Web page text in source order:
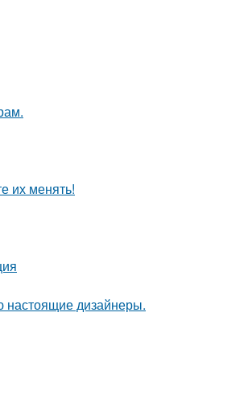
их менять!
настоящие дизайнеры.